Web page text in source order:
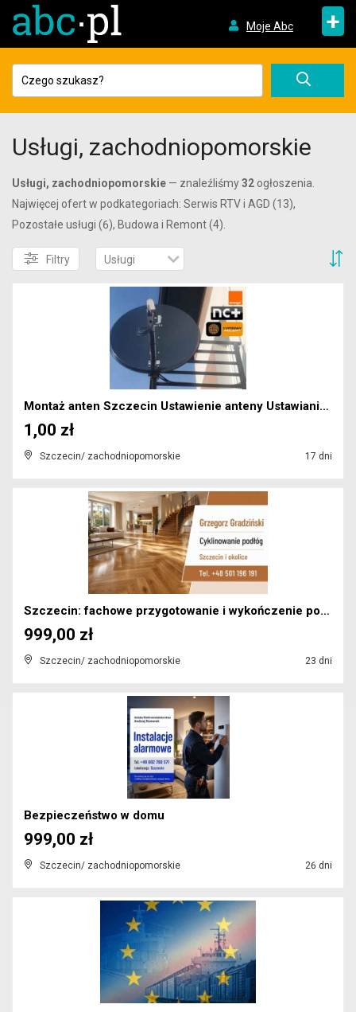
Moje Abc +
Usługi, zachodniopomorskie
Usługi, zachodniopomorskie — znaleźliśmy32 ogłoszenia.
Najwięcej ofert w podkategoriach: Serwis RTV i AGD (13),
Pozostałe usługi (6), Budowa i Remont (4).
Filtry Usługi
Montaż anten Szczecin Ustawienie anteny Ustawianie...
Szczecin/ zachodniopomorskie 17 dni
1,00 zł
Szczecin: fachowe przygotowanie i wykończenie podł...
Szczecin/ zachodniopomorskie 23 dni
999,00 zł
Bezpieczeństwo w domu
Szczecin/ zachodniopomorskie 26 dni
999,00 zł